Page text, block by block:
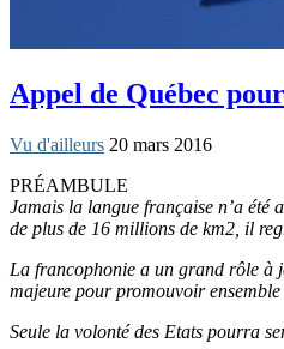
Appel de Québec
Vu d'ailleurs 20 mars 2016
PRÉAMBULE
Jamais la langue française n’a été
de plus de 16 millions de km2, il
La francophonie a un grand rôle à
majeure pour promouvoir ensemble
Seule la volonté des Etats pourra